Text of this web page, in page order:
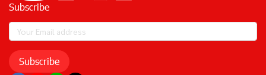
Subscribe
Subscribe